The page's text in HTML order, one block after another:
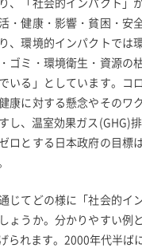
・健康・影響・貧困・安
、環境的インパクトでは
ゴミ・環境衛生・資源の
いる」としています。コ
康に対する懸念やそのワ
し、温室効果ガス(GHG)
ロとする日本政府の目標
じてどの様に「社会的イ
ょうか。分かりやすい例
られます。2000年代半ば